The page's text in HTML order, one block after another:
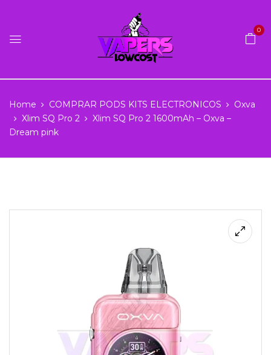
0
Home COMPRAR PODS KITS ELECTRONICOS
Oxva
Xlim SQ Pro 2
Xlim SQ Pro 2 1600mAh – Oxva –
Dream pink